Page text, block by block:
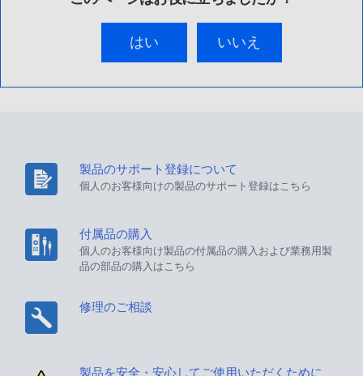
はい いいえ
製品のサポート登録について
個人のお客様向けの製品のサポート登録はこちら
付属品の購入
個人のお客様向け製品の付属品の購入および業務用製
品の部品の購入はこちら
修理のご相談
製品を安全・安心してご使用いただくために